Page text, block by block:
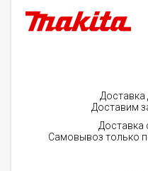
Доставка
Доставим
Доставка
Самовывоз только